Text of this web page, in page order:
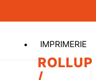
IMPRIMERIE
ROLLUP
/